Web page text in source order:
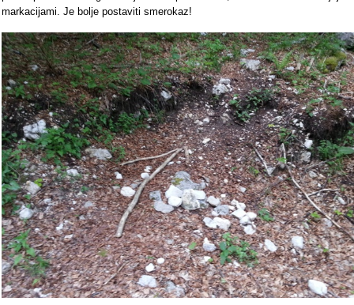
markacijami. Je bolje postaviti smerokaz!